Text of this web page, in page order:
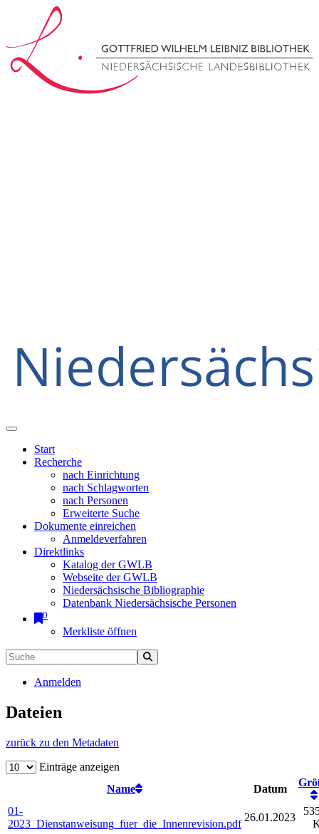
Start
Recherche
nach Einrichtung
nach Schlagworten
nach Personen
Erweiterte Suche
Dokumente einreichen
Anmeldeverfahren
Direktlinks
Katalog der GWLB
Webseite der GWLB
Niedersächsische Bibliographie
Datenbank Niedersächsische Personen
0
Merkliste öffnen
Anmelden
Dateien
zurück zu den Metadaten
Einträge anzeigen
Name
Datum
01-
2023_Dienstanweisung_fuer_die_Innenrevision.pdf
26.01.2023